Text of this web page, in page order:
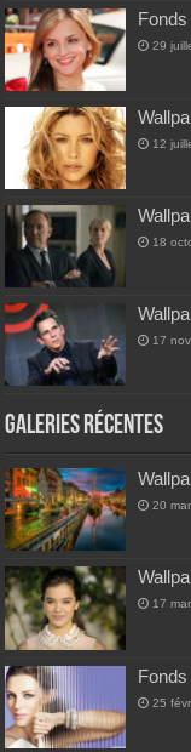
Fonds
29
12
18
17
Galeries Récentes
20
17
25